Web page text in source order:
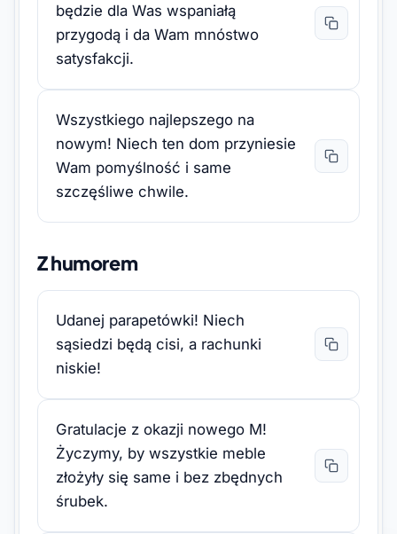
będzie dla Was wspaniałą
przygodą i da Wam mnóstwo
satysfakcji.
Wszystkiego najlepszego na
nowym! Niech ten dom przyniesie
Wam pomyślność i same
szczęśliwe chwile.
Z humorem
Udanej parapetówki! Niech
sąsiedzi będą cisi, a rachunki
niskie!
Gratulacje z okazji nowego M!
Życzymy, by wszystkie meble
złożyły się same i bez zbędnych
śrubek.